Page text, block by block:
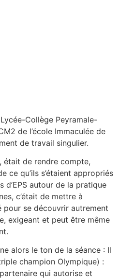
Collège Peyramale-
de l’école Immaculée de
de travail singulier.
était de rendre compte,
ce qu’ils s’étaient appropriés
d’EPS autour de la pratique
c’était de mettre à
se découvrir autrement
exigeant et peut être même
alors le ton de la séance : Il
champion Olympique) :
qui autorise et